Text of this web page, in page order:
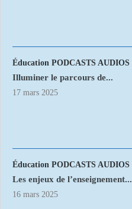
Éducation PODCASTS AUDIOS
Illuminer le parcours de...
17 mars 2025
Éducation PODCASTS AUDIOS
Les enjeux de l’enseignement...
16 mars 2025